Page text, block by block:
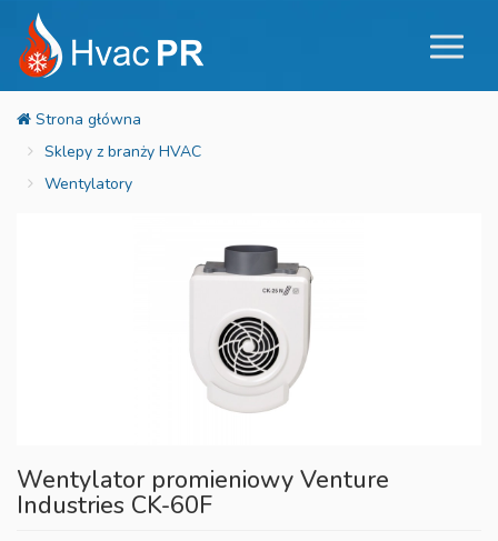
Sklepy z branży HVAC
Wentylatory
Wentylator promieniowy Venture
Industries CK-60F